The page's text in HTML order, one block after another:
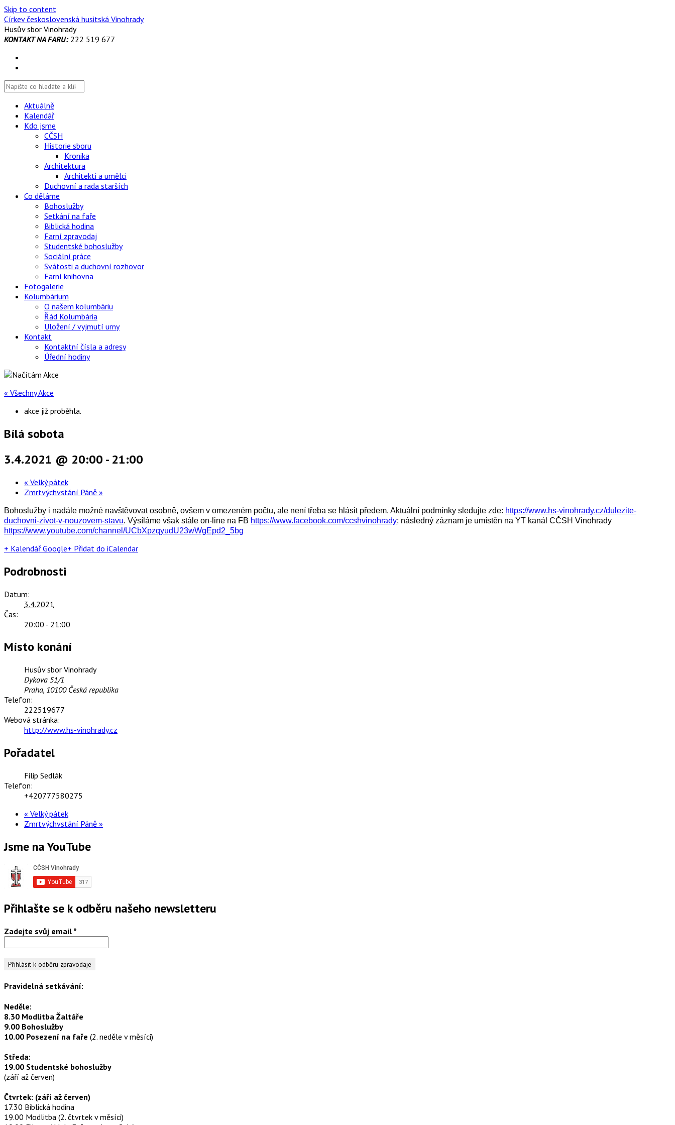
Skip to content
Církev československá husitská Vinohrady
Husův sbor Vinohrady
KONTAKT NA FARU:222 519 677
Aktuálně
Kalendář
Kdo jsme
CČSH
Historie sboru
Kronika
Architektura
Architekti a umělci
Duchovní a rada starších
Co děláme
Bohoslužby
Setkání na faře
Biblická hodina
Farní zpravodaj
Studentské bohoslužby
Sociální práce
Svátosti a duchovní rozhovor
Farní knihovna
Fotogalerie
Kolumbárium
O našem kolumbáriu
Řád Kolumbária
Uložení / vyjmutí urny
Kontakt
Kontaktní čísla a adresy
Úřední hodiny
« Všechny Akce
akce již proběhla.
Bílá sobota
3.4.2021 @ 20:00 - 21:00
« Velký pátek
Zmrtvýchvstání Páně »
Bohoslužby i nadále možné navštěvovat osobně, ovšem v omezeném počtu, ale není třeba se hlásit předem. Aktuální podmínky sledujte zde: https://www.hs-vinohrady.cz/dulezite-
duchovni-zivot-v-nouzovem-stavu. Výsíláme však stále on-line na FB https://www.facebook.com/ccshvinohrady; následný záznam je umístěn na YT kanál CČSH Vinohrady
https://www.youtube.com/channel/UCbXpzqyudU23wWgEpd2_5bg
+ Kalendář Google+ Přidat do iCalendar
Podrobnosti
Datum:
3.4.2021
Čas:
20:00 - 21:00
Místo konání
Husův sbor Vinohrady
Dykova 51/1
Praha, 10100 Česká republika
Telefon:
222519677
Webová stránka:
http://www.hs-vinohrady.cz
Pořadatel
Filip Sedlák
Telefon:
+420777580275
« Velký pátek
Zmrtvýchvstání Páně »
Jsme na YouTube
Přihlašte se k odběru našeho newsletteru
Zadejte svůj email *
Pravidelná setkávání:
Neděle:
8.30 Modlitba Žaltáře
9.00 Bohoslužby
10.00 Posezení na faře (2. neděle v měsíci)
Středa:
19.00 Studentské bohoslužby
(září až červen)
Čtvrtek: (září až červen)
17.30 Biblická hodina
19.00 Modlitba (2. čtvrtek v měsíci)